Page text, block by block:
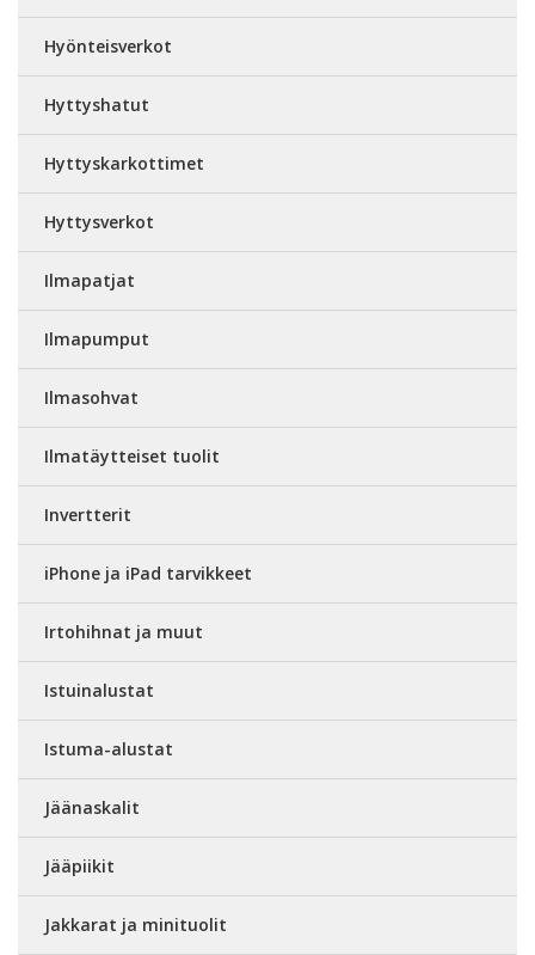
Hyönteisverkot
Hyttyshatut
Hyttyskarkottimet
Hyttysverkot
Ilmapatjat
Ilmapumput
Ilmasohvat
Ilmatäytteiset tuolit
Invertterit
iPhone ja iPad tarvikkeet
Irtohihnat ja muut
Istuinalustat
Istuma-alustat
Jäänaskalit
Jääpiikit
Jakkarat ja minituolit